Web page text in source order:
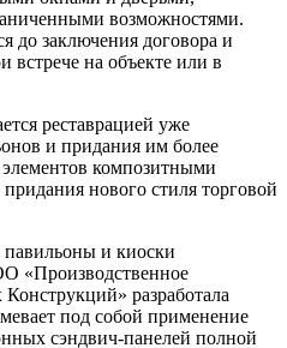
возможностями.
до заключения договора и
встрече на объекте или в
реставрацией уже
и придания им более
композитными
нового стиля торговой
павильоны и киоски
«Производственное
разработала
под собой применение
сэндвич-панелей полной